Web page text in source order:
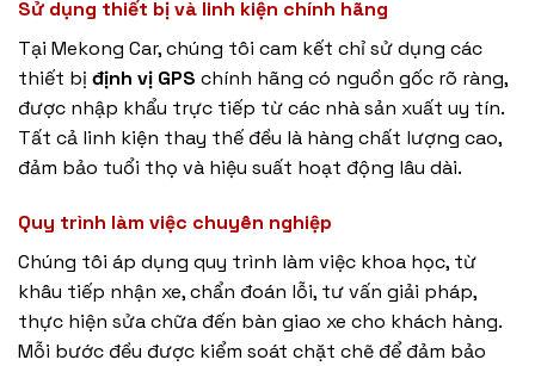
Sử dụng thiết bị và linh kiện chính hãng
Tại Mekong Car, chúng tôi cam kết chỉ sử dụng các
thiết bị định vị GPS chính hãng có nguồn gốc rõ ràng,
được nhập khẩu trực tiếp từ các nhà sản xuất uy tín.
Tất cả linh kiện thay thế đều là hàng chất lượng cao,
đảm bảo tuổi thọ và hiệu suất hoạt động lâu dài.
Quy trình làm việc chuyên nghiệp
Chúng tôi áp dụng quy trình làm việc khoa học, từ
khâu tiếp nhận xe, chẩn đoán lỗi, tư vấn giải pháp,
thực hiện sửa chữa đến bàn giao xe cho khách hàng.
Mỗi bước đều được kiểm soát chặt chẽ để đảm bảo